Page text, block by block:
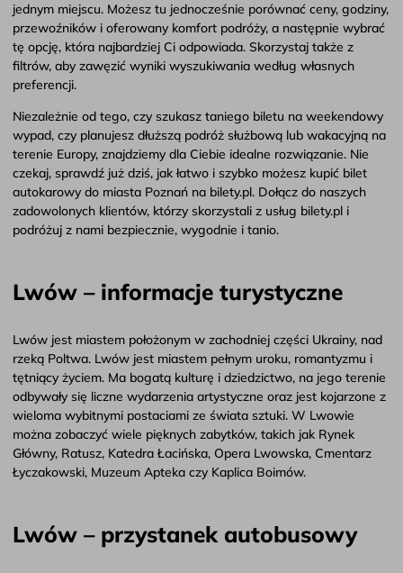
jednym miejscu. Możesz tu jednocześnie porównać ceny, godziny,
przewoźników i oferowany komfort podróży, a następnie wybrać
tę opcję, która najbardziej Ci odpowiada. Skorzystaj także z
filtrów, aby zawęzić wyniki wyszukiwania według własnych
preferencji.
Niezależnie od tego, czy szukasz taniego biletu na weekendowy
wypad, czy planujesz dłuższą podróż służbową lub wakacyjną na
terenie Europy, znajdziemy dla Ciebie idealne rozwiązanie. Nie
czekaj, sprawdź już dziś, jak łatwo i szybko możesz kupić bilet
autokarowy do miasta Poznań na bilety.pl. Dołącz do naszych
zadowolonych klientów, którzy skorzystali z usług bilety.pl i
podróżuj z nami bezpiecznie, wygodnie i tanio.
Lwów – informacje turystyczne
Lwów jest miastem położonym w zachodniej części Ukrainy, nad
rzeką Poltwa. Lwów jest miastem pełnym uroku, romantyzmu i
tętniący życiem. Ma bogatą kulturę i dziedzictwo, na jego terenie
odbywały się liczne wydarzenia artystyczne oraz jest kojarzone z
wieloma wybitnymi postaciami ze świata sztuki. W Lwowie
można zobaczyć wiele pięknych zabytków, takich jak Rynek
Główny, Ratusz, Katedra Łacińska, Opera Lwowska, Cmentarz
Łyczakowski, Muzeum Apteka czy Kaplica Boimów.
Lwów – przystanek autobusowy